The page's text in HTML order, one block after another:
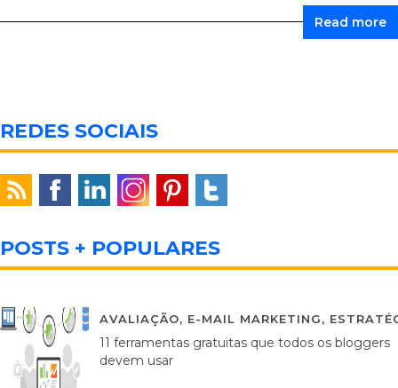
Read more
REDES SOCIAIS
POSTS + POPULARES
AVALIAÇÃO, E-MAIL MARKETING,
11 ferramentas gratuitas que todos os bloggers
devem usar